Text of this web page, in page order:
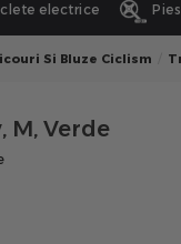
electrice
Si Bluze Ciclism
M, Verde